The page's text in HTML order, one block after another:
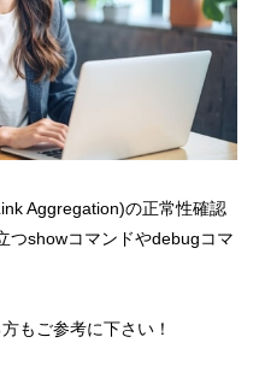
Aggregation)の正常性確認
つshowコマンドやdebugコマ
もご参考に下さい！